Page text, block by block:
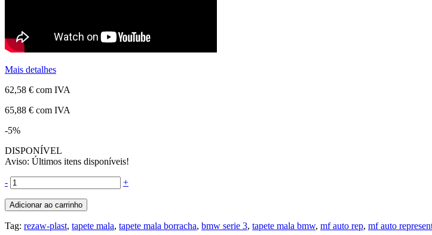
Mais detalhes
62,58 € com IVA
65,88 € com IVA
-5%
DISPONÍVEL
Aviso: Últimos itens disponíveis!
- +
Adicionar ao carrinho
Tag: rezaw-plast, tapete mala, tapete mala borracha, bmw serie 3, tapete mala bmw, mf auto rep, mf auto